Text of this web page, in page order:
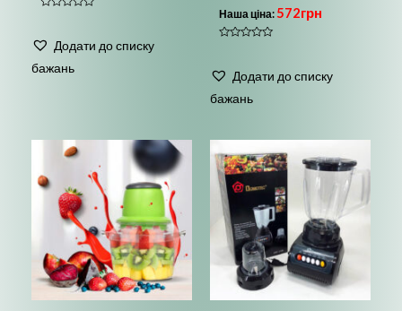
з
Додати до списку
бажань
Наша ціна: 572грн
з
Додати до списку
бажань